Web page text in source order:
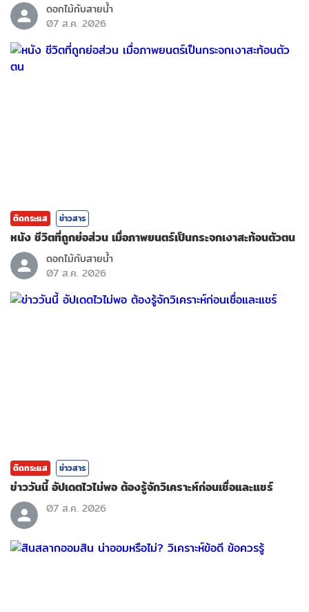
ดอกไม้กับสายน้ำ
07 ส.ค. 2026
ติดกระแส ข่าวสาร
หนัง ชีวิตที่ถูกย่อส่วน เมื่อภาพยนตร์เป็นกระจกเงาสะท้อนตัวตน
ดอกไม้กับสายน้ำ
07 ส.ค. 2026
ติดกระแส ข่าวสาร
ข่าววันนี้ อัปเดตไวไม่พอ ต้องรู้จักวิเคราะห์ก่อนเชื่อและแชร์
07 ส.ค. 2026